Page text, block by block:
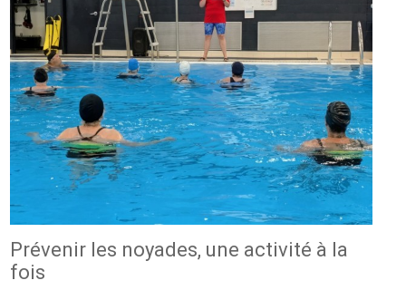
Prévenir les noyades, une activité à la
fois